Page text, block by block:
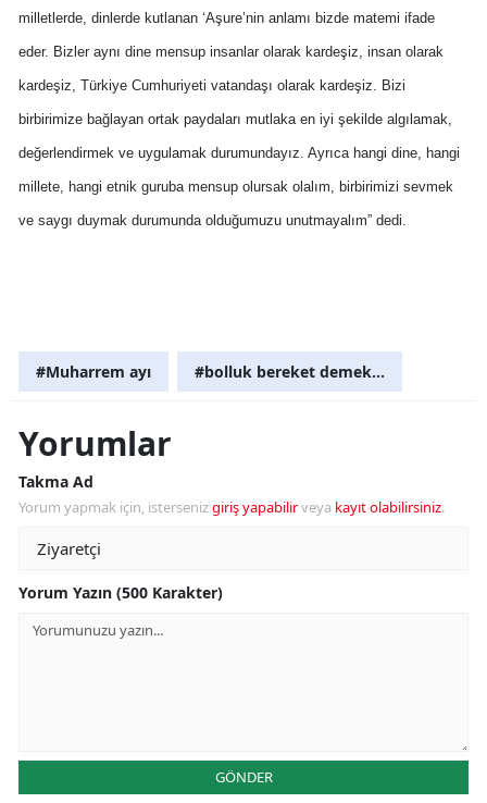
milletlerde, dinlerde kutlanan ‘Aşure’nin anlamı bizde matemi ifade
eder. Bizler aynı dine mensup insanlar olarak kardeşiz, insan olarak
kardeşiz, Türkiye Cumhuriyeti vatandaşı olarak kardeşiz. Bizi
birbirimize bağlayan ortak paydaları mutlaka en iyi şekilde algılamak,
değerlendirmek ve uygulamak durumundayız. Ayrıca hangi dine, hangi
millete, hangi etnik guruba mensup olursak olalım, birbirimizi sevmek
ve saygı duymak durumunda olduğumuzu unutmayalım” dedi.
#Muharrem ayı #bolluk bereket demek…
Yorumlar
Takma Ad
Yorum yapmak için, istersenizgiriş yapabilirveya kayıt olabilirsiniz.
Yorum Yazın (500 Karakter)
GÖNDER